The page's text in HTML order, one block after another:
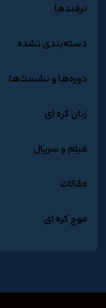
ترفندها
دسته‌بندی نشده
دوره‌ها و نشست‌ها
زبان کره ای
فیلم و سریال
مقالات
موج کره ای